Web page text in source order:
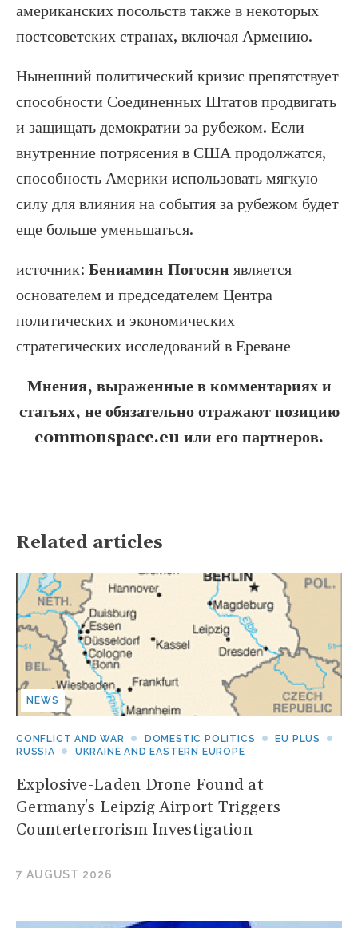
американских посольств также в некоторых
постсоветских странах, включая Армению.
Нынешний политический кризис препятствует
способности Соединенных Штатов продвигать
и защищать демократии за рубежом. Если
внутренние потрясения в США продолжатся,
способность Америки использовать мягкую
силу для влияния на события за рубежом будет
еще больше уменьшаться.
источник: Бениамин Погосян является
основателем и председателем Центра
политических и экономических
стратегических исследований в Ереване
Мнения, выраженные в комментариях и
статьях, не обязательно отражают позицию
commonspace.eu или его партнеров.
Related articles
NEWS
CONFLICT AND WAR DOMESTIC POLITICS
EU PLUS
RUSSIA
UKRAINE AND EASTERN EUROPE
Explosive-Laden Drone Found at
Germany's Leipzig Airport Triggers
Counterterrorism Investigation
7 AUGUST 2026